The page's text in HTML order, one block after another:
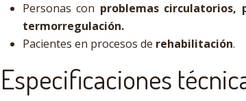
Personas con problemas circulatorios,
termorregulación.
Pacientes en procesos de rehabilitación.
Especificaciones